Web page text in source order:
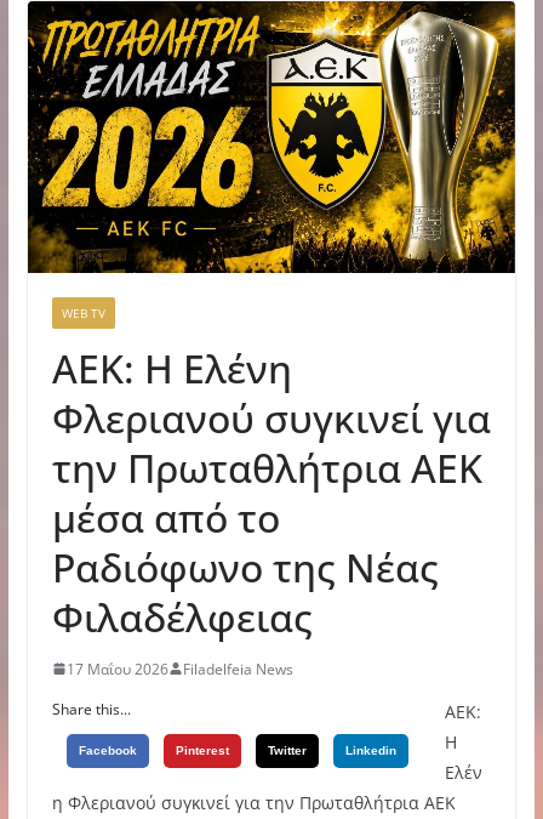
WEB TV
ΑΕΚ: Η Ελένη
Φλεριανού συγκινεί για
την Πρωταθλήτρια ΑΕΚ
μέσα από το
Ραδιόφωνο της Νέας
Φιλαδέλφειας
17 Μαΐου 2026
Filadelfeia News
Share this...
Facebook Pinterest Twitter Linkedin
ΑΕΚ:
Η
Ελέν
η Φλεριανού συγκινεί για την Πρωταθλήτρια ΑΕΚ